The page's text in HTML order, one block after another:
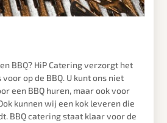
BBQ? HiP Catering verzorgt het
op de BBQ. U kunt ons niet
een BBQ huren, maar ook voor
kunnen wij een kok leveren die
BBQ catering staat klaar voor de